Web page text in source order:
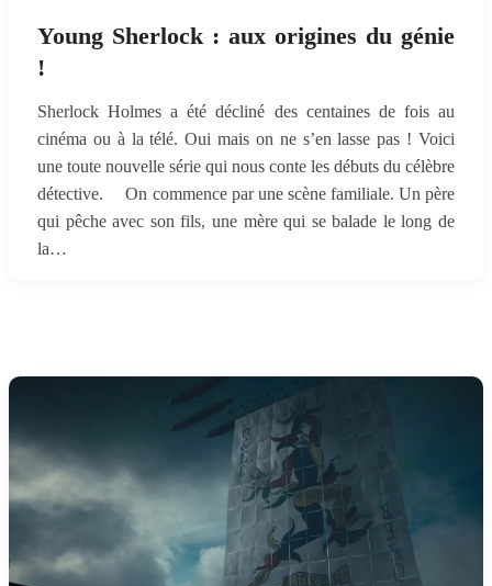
Young Sherlock : aux origines du génie
!
Sherlock Holmes a été décliné des centaines de fois au
cinéma ou à la télé. Oui mais on ne s’en lasse pas ! Voici
une toute nouvelle série qui nous conte les débuts du célèbre
détective. On commence par une scène familiale. Un père
qui pêche avec son fils, une mère qui se balade le long de
la…